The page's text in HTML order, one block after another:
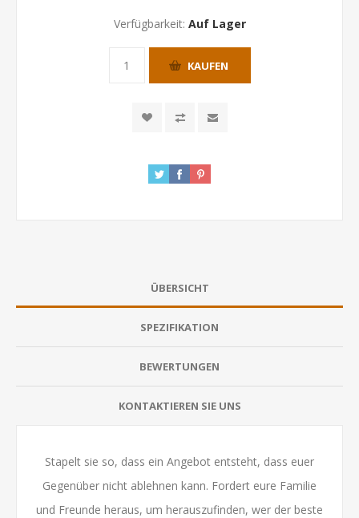
Verfügbarkeit: Auf Lager
KAUFEN
ÜBERSICHT
SPEZIFIKATION
BEWERTUNGEN
KONTAKTIEREN SIE UNS
Stapelt sie so, dass ein Angebot entsteht, dass euer
Gegenüber nicht ablehnen kann. Fordert eure Familie
und Freunde heraus, um herauszufinden, wer der beste